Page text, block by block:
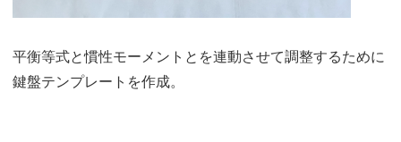
平衡等式と慣性モーメントとを連動させて調整するために
鍵盤テンプレートを作成。